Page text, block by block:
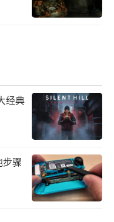
经典
骤